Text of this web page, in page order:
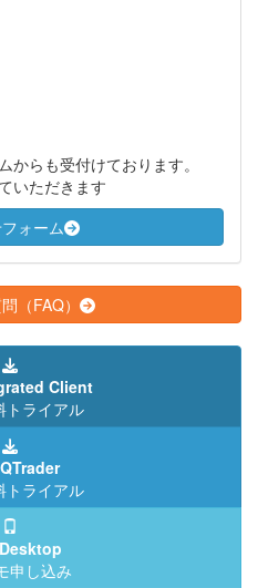
からも受付けております。
いただきます
ォーム
（FAQ）
Client
トライアル
トライアル
申し込み